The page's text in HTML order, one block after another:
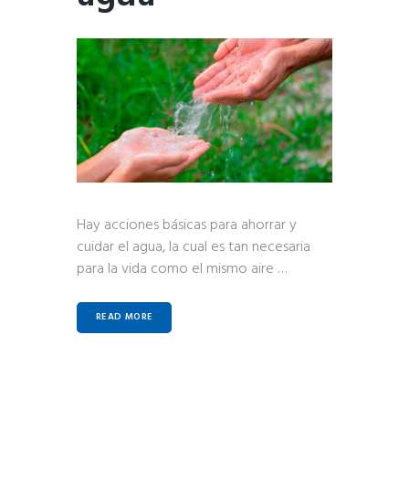
Hay acciones básicas para ahorrar y
cuidar el agua, la cual es tan necesaria
para la vida como el mismo aire …
READ MORE